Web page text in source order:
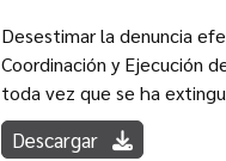
Desestimar la denuncia
Coordinación y Ejecución
toda vez que se ha
Descargar